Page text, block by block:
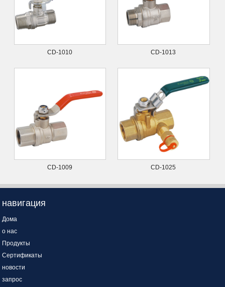
CD-1010 CD-1013
CD-1009 CD-1025
навигация
Дома
о нас
Продукты
Сертификаты
новости
запрос